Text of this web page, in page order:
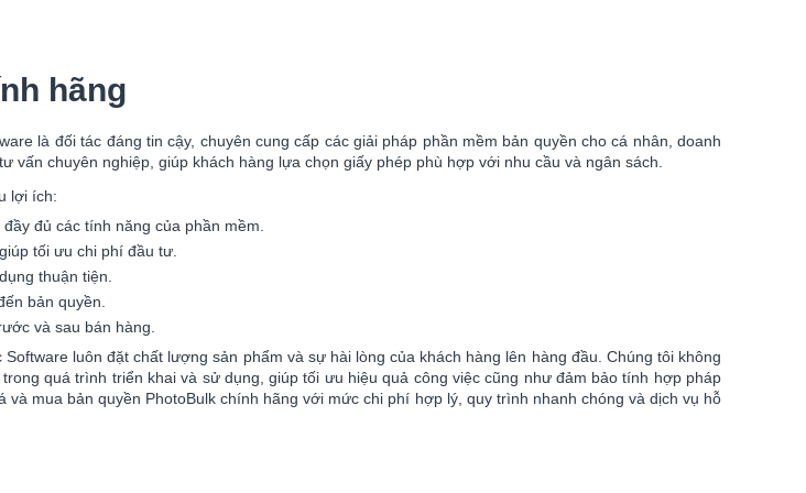
hãng
là đối tác đáng tin cậy, chuyên cung cấp các giải pháp phần mềm bản quyền cho cá nhân, doanh
chuyên nghiệp, giúp khách hàng lựa chọn giấy phép phù hợp với nhu cầu và ngân sách.
lợi ích:
đủ các tính năng của phần mềm.
tối ưu chi phí đầu tư.
thuận tiện.
bản quyền.
và sau bán hàng.
luôn đặt chất lượng sản phẩm và sự hài lòng của khách hàng lên hàng đầu. Chúng tôi không
quá trình triển khai và sử dụng, giúp tối ưu hiệu quả công việc cũng như đảm bảo tính hợp pháp
mua bản quyền PhotoBulk chính hãng với mức chi phí hợp lý, quy trình nhanh chóng và dịch vụ hỗ